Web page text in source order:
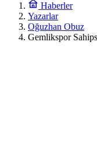
Haberler
Yazarlar
Oğuzhan Obuz
Gemlikspor